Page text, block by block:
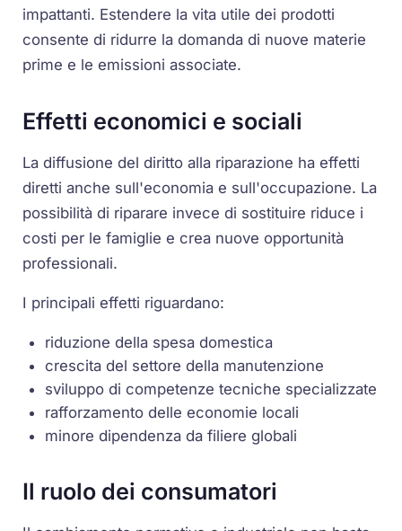
impattanti. Estendere la vita utile dei prodotti
consente di ridurre la domanda di nuove materie
prime e le emissioni associate.
Effetti economici e sociali
La diffusione del diritto alla riparazione ha effetti
diretti anche sull'economia e sull'occupazione. La
possibilità di riparare invece di sostituire riduce i
costi per le famiglie e crea nuove opportunità
professionali.
I principali effetti riguardano:
riduzione della spesa domestica
crescita del settore della manutenzione
sviluppo di competenze tecniche specializzate
rafforzamento delle economie locali
minore dipendenza da filiere globali
Il ruolo dei consumatori